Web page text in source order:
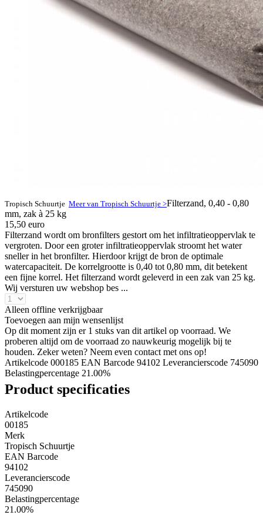
Tropisch Schuurtje Meer van Tropisch Schuurtje >Filterzand, 0,40 - 0,80
mm, zak à 25 kg
15,50 euro
Filterzand wordt om bronfilters gestort om het infiltratieoppervlak te
vergroten. Door een groter infiltratieoppervlak stroomt het water
sneller in het bronfilter. Hierdoor krijgt de bron de optimale
watercapaciteit. De korrelgrootte is 0,40 tot 0,80 mm, dit betekent
een fijne korrel. Het filterzand wordt geleverd in een zak van 25 kg.
Wij versturen uw webshop bes ...
Alleen offline verkrijgbaar
Toevoegen aan mijn wensenlijst
Op dit moment zijn er 1 stuks van dit artikel op voorraad. We
proberen altijd om de voorraad zo nauwkeurig mogelijk bij te
houden. Zeker weten? Neem even contact met ons op!
Artikelcode 000185 EAN Barcode 94102 Leverancierscode 745090
Belastingpercentage 21.00%
Product specificaties
Artikelcode
00185
Merk
Tropisch Schuurtje
EAN Barcode
94102
Leverancierscode
745090
Belastingpercentage
21.00%